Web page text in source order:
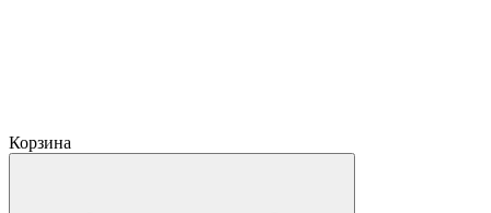
Корзина